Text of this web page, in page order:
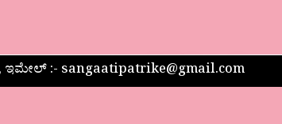
ಇಮೇಲ್ :- sangaatipatrike@gmail.com